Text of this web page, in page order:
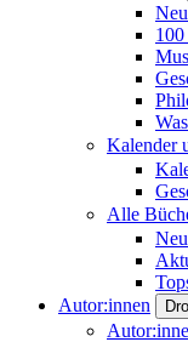
100
Kalender
Alle
Autor:innen